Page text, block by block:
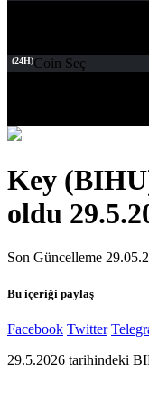
(24H)Coin Seç
Key
oldu
Son Güncelleme
Bu içeriği paylaş
Facebook Twitter
29.5.2026 tarihindeki